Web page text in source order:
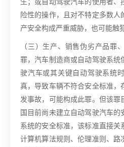
险性的操作，且对不特定多数
产安全构成严重威胁，也可能触
（三）生产、销售伪劣产品罪
罪，汽车制造商或自动驾驶系统
驶汽车或其关键自动驾驶系统
真，导致车辆不符合安全标准，
发事故，可能构成此罪。但该
国目前尚未建立自动驾驶汽车的
系统的安全标准，该标准直接
计算机算法规则、伦理准则、路